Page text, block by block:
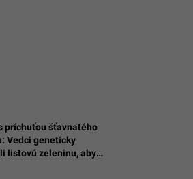
príchuťou šťavnatého
Vedci geneticky
listovú zeleninu, aby